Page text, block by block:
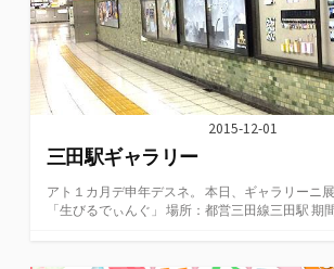
2015-12-01
三田駅ギャラリー
アト１カ月デ申年デスネ。 本日、ギャラリーニ展
「生びるでぃんぐ」 場所：都営三田線三田駅 期